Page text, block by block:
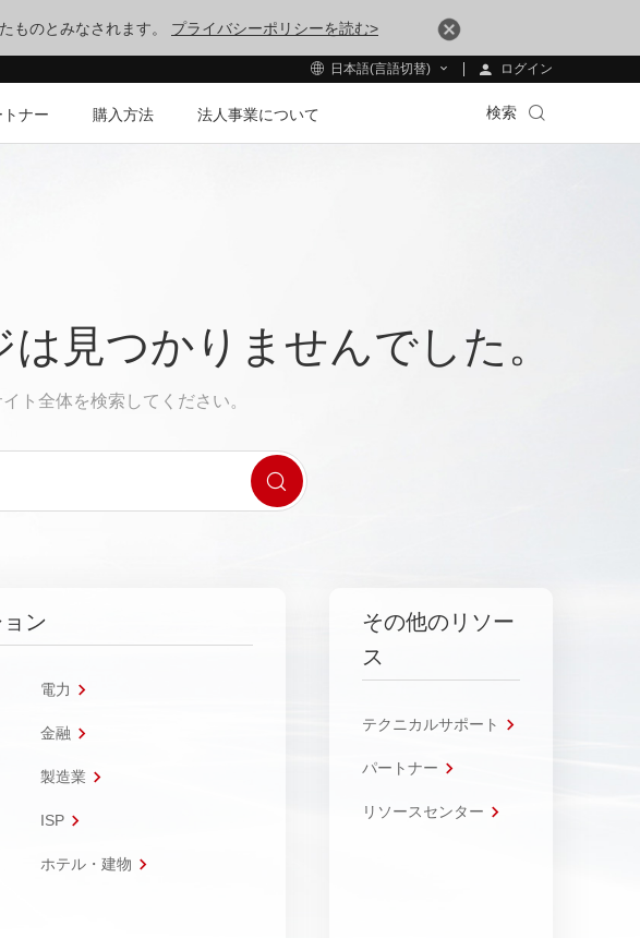
ものとみなされます。 プライバシーポリシーを読む>
日本語(言語切替) ログイン
ナー 購入方法 法人事業について 検索
見つかりませんでした。
ト全体を検索してください。
ン
電力
金融
製造業
ISP
ホテル・建物
その他のリソー
ス
テクニカルサポート
パートナー
リソースセンター